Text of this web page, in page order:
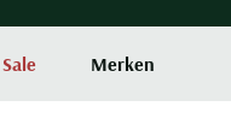
Sale Merken